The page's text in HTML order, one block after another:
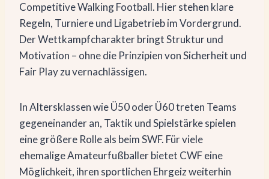
Competitive Walking Football. Hier stehen klare
Regeln, Turniere und Ligabetrieb im Vordergrund.
Der Wettkampfcharakter bringt Struktur und
Motivation – ohne die Prinzipien von Sicherheit und
Fair Play zu vernachlässigen.
In Altersklassen wie Ü50 oder Ü60 treten Teams
gegeneinander an, Taktik und Spielstärke spielen
eine größere Rolle als beim SWF. Für viele
ehemalige Amateurfußballer bietet CWF eine
Möglichkeit, ihren sportlichen Ehrgeiz weiterhin